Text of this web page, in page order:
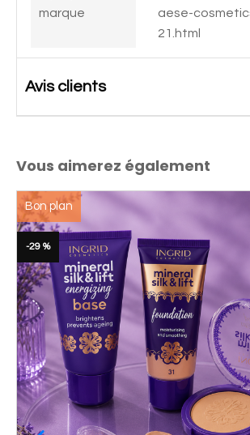
marque
aese-
21.html
Avis clients
Vous aimerez également
-22 %
Bon plan